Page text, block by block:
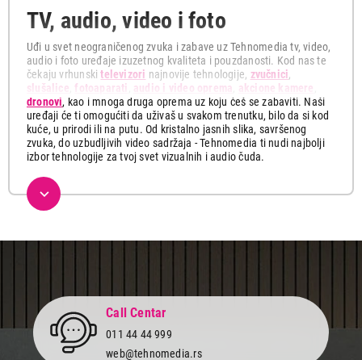
TV, audio, video i foto
Uđi u svet neograničenog zvuka i zabave uz Tehnomedia tv, video,
audio i foto uređaje izuzetnog kvaliteta i pouzdanosti. Kod nas te
čekaju vrhunskitelevizori najnovije tehnologije, zvučnici,
slušalice ,fotoaparati audio i video oprema akcione kamere
dronovi, kao i mnoga druga oprema uz koju ćeš se zabaviti. Naši
uređaji će ti omogućiti da uživaš u svakom trenutku, bilo da si kod
kuće, u prirodi ili na putu. Od kristalno jasnih slika, savršenog
zvuka, do uzbudljivih video sadržaja - Tehnomedia ti nudi najbolji
izbor tehnologije za tvoj svet vizualnih i audio čuda.
Ovde možeš pronaći najnovije multimedijalne uređaje koji će ti
pružiti uzbudljive trenutke sa tvojim najmilijima. Istraži našu
ponudu koja obuhvata širok spektar vrhunskih televizora sa
vrhunskih zvučnika kao i kvalitetnih fotoaparata za snimanje
Gledaj svoje omiljene filmove, serije i sportske događaje sa
neverovatnim realizmom i osećajem da si deo svake scene.
Ponesi svoj fotoaparat svuda sa sobom i zabeleži svaku
Call Centar
011 44 44 999
web@tehnomedia.rs